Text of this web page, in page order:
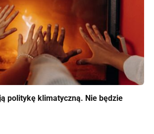
politykę klimatyczną. Nie będzie